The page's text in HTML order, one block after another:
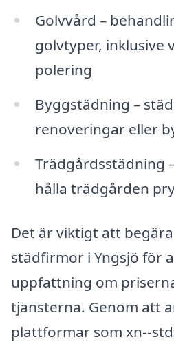
Golvvård –
golvtyper, inklusive
polering
Byggstädning –
renoveringar eller
Trädgårdsstädning
hålla trädgården
Det är viktigt att
städfirmor i Yngsjö för
uppfattning om
tjänsterna. Genom att
plattformar som xn--